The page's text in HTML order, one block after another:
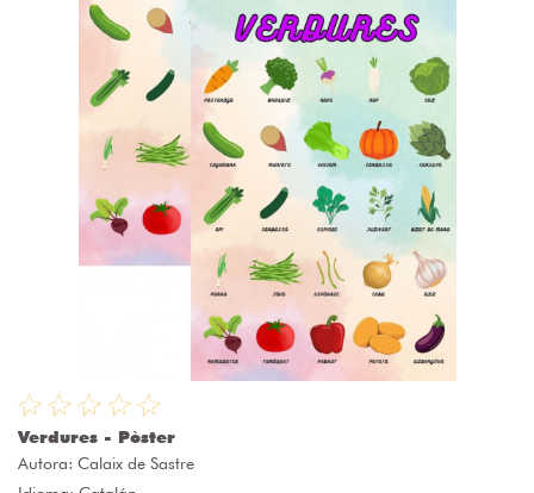
Verdures - Pòster
Autora: Calaix de Sastre